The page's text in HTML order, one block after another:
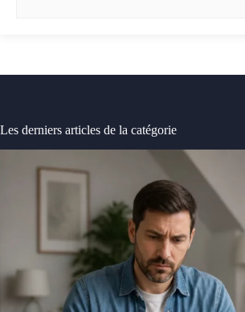
Les derniers articles de la catégorie